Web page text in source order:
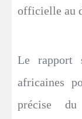
officielle au
Le rapport
africaines
précise